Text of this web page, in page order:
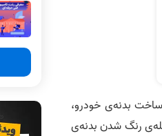
بدنه‌ی خودرو،
رنگ شدن بدنه‌ی